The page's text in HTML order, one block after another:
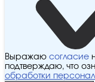
Выражаю согласие
подтверждаю, что
обработки